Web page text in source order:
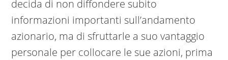
decida di non diffondere subito
informazioni importanti sull’andamento
azionario, ma di sfruttarle a suo vantaggio
personale per collocare le sue azioni, prima